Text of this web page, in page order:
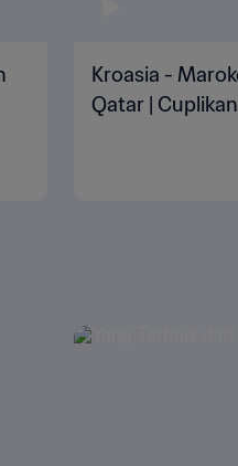
Kroasia -
Qatar |